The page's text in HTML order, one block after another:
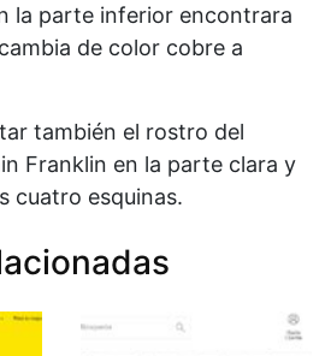
la parte inferior encontrara
de color cobre a
también el rostro del
Franklin en la parte clara y
cuatro esquinas.